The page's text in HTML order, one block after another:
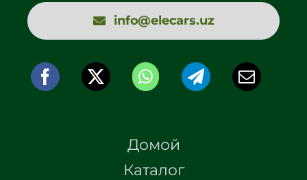
info@elecars.uz
Домой
Каталог